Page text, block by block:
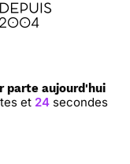
parte aujourd'hui
et 23secondes